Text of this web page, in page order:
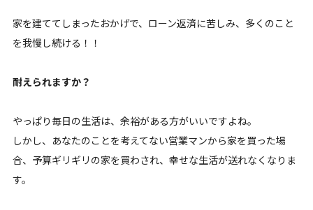
家を建ててしまったおかげで、ローン返済に苦しみ、多くのこと
を我慢し続ける！！
耐えられますか？
やっぱり毎日の生活は、余裕がある方がいいですよね。
しかし、あなたのことを考えてない営業マンから家を買った場
合、予算ギリギリの家を買わされ、幸せな生活が送れなくなりま
す。